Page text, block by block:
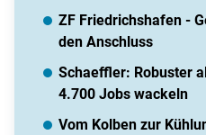
ZF Friedrichshafen -
den Anschluss
Schaeffler: Robuster
4.700 Jobs wackeln
Vom Kolben zur